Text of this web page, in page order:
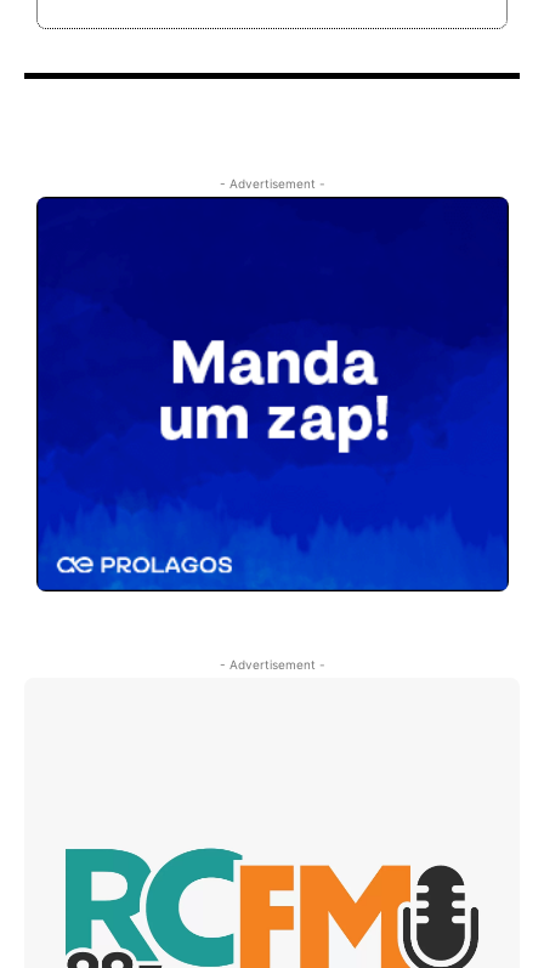
- Advertisement -
- Advertisement -